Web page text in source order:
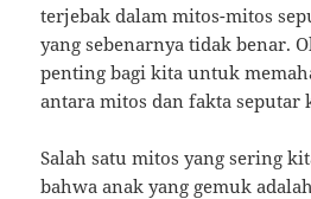
terjebak dalam mitos-mitos
yang sebenarnya tidak benar.
penting bagi kita untuk
antara mitos dan fakta seputar
Salah satu mitos yang sering
bahwa anak yang gemuk